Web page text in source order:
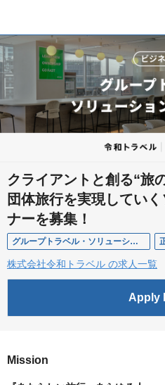
クライアントと創る“旅
団体旅行を実現してい
ナーを募集！
グループトラベル・ソリューションプランナー
株式会社令和トラベル の求人一覧
Apply
Mission